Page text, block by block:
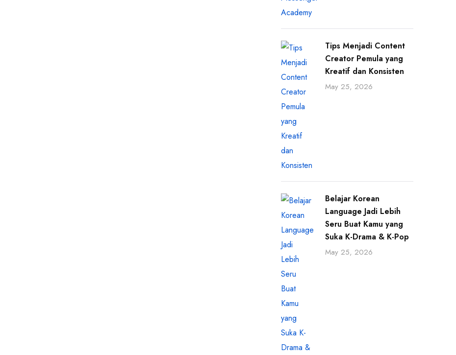
Tips Menjadi Content
Creator Pemula yang
Kreatif dan Konsisten
May 25, 2026
Belajar Korean
Language Jadi Lebih
Seru Buat Kamu yang
Suka K-Drama & K-Pop
May 25, 2026